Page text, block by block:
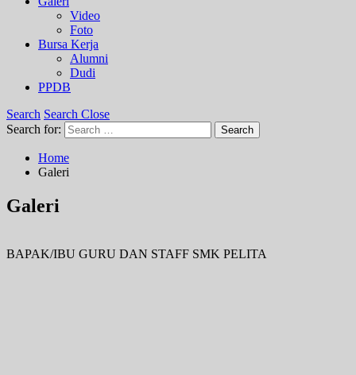
Video
Foto
Bursa Kerja
Alumni
Dudi
PPDB
Search Search Close
Search for:
Search
Home
Galeri
Galeri
BAPAK/IBU GURU DAN STAFF SMK PELITA